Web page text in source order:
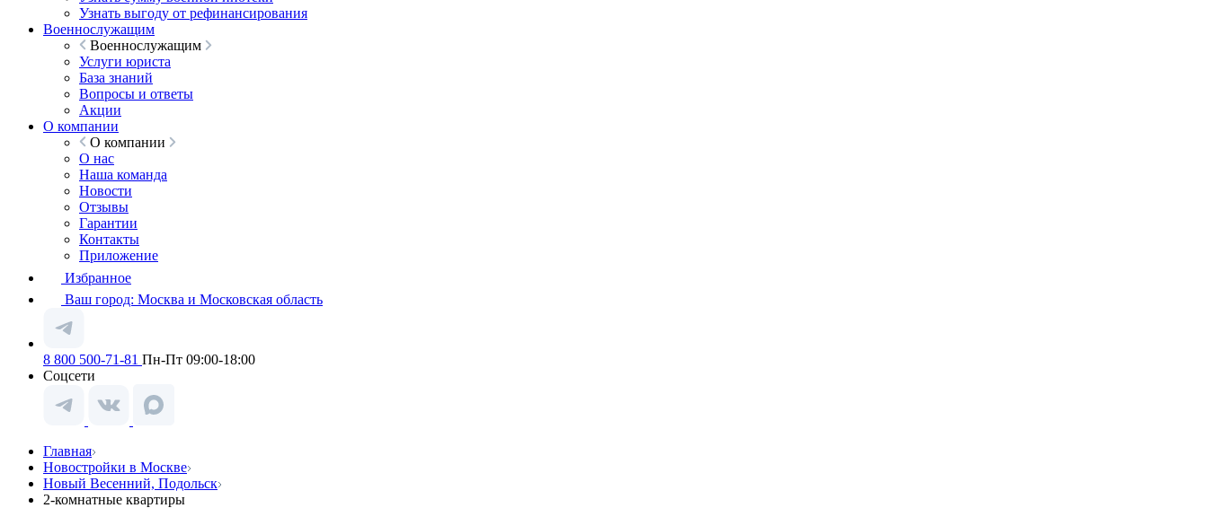
Узнать выгоду от рефинансирования
Военнослужащим
Военнослужащим
Услуги юриста
База знаний
Вопросы и ответы
Акции
О компании
О компании
О нас
Наша команда
Новости
Отзывы
Гарантии
Контакты
Приложение
Избранное
Ваш город: Москва и Московская область
8 800 500-71-81 Пн-Пт 09:00-18:00
Соцсети
Главная
Новостройки в Москве
Новый Весенний, Подольск
2-комнатные квартиры